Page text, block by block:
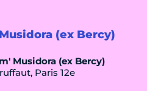
(ex Bercy)
Musidora (ex Bercy)
Paris 12e